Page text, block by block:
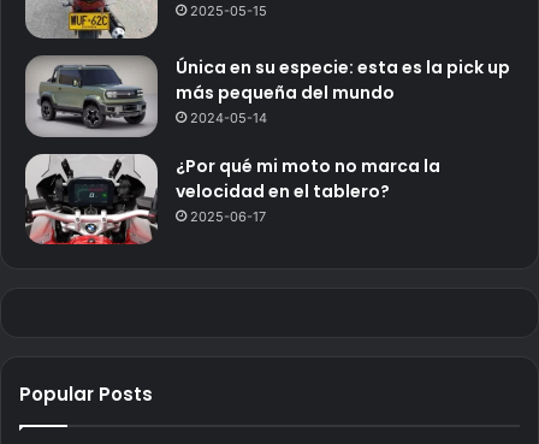
2025-05-15
Única en su especie: esta es la pick up
más pequeña del mundo
2024-05-14
¿Por qué mi moto no marca la
velocidad en el tablero?
2025-06-17
Popular Posts